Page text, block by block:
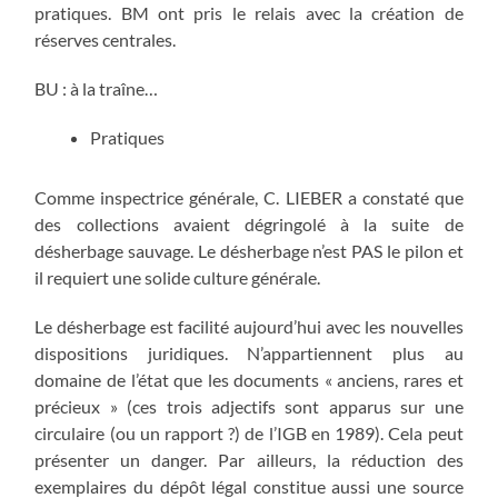
pratiques. BM ont pris le relais avec la création de
réserves centrales.
BU : à la traîne…
Pratiques
Comme inspectrice générale, C. LIEBER a constaté que
des collections avaient dégringolé à la suite de
désherbage sauvage. Le désherbage n’est PAS le pilon et
il requiert une solide culture générale.
Le désherbage est facilité aujourd’hui avec les nouvelles
dispositions juridiques. N’appartiennent plus au
domaine de l’état que les documents « anciens, rares et
précieux » (ces trois adjectifs sont apparus sur une
circulaire (ou un rapport ?) de l’IGB en 1989). Cela peut
présenter un danger. Par ailleurs, la réduction des
exemplaires du dépôt légal constitue aussi une source